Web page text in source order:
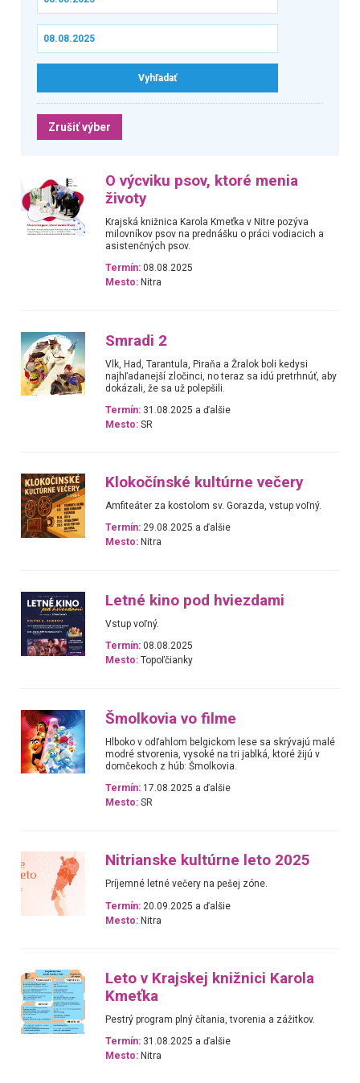
Zrušiť výber
O výcviku psov, ktoré menia
životy
Krajská knižnica Karola Kmeťka v Nitre pozýva
milovníkov psov na prednášku o práci vodiacich a
asistenčných psov.
Termín: 08.08.2025
Mesto: Nitra
Smradi 2
Vlk, Had, Tarantula, Piraňa a Žralok boli kedysi
najhľadanejší zločinci, no teraz sa idú pretrhnúť, aby
dokázali, že sa už polepšili.
Termín: 31.08.2025 a ďalšie
Mesto: SR
Klokočínské kultúrne večery
Amfiteáter za kostolom sv. Gorazda, vstup voľný.
Termín: 29.08.2025 a ďalšie
Mesto: Nitra
Letné kino pod hviezdami
Vstup voľný.
Termín: 08.08.2025
Mesto: Topoľčianky
Šmolkovia vo filme
Hlboko v odľahlom belgickom lese sa skrývajú malé
modré stvorenia, vysoké na tri jablká, ktoré žijú v
domčekoch z húb: Šmolkovia.
Termín: 17.08.2025 a ďalšie
Mesto: SR
Nitrianske kultúrne leto 2025
Príjemné letné večery na pešej zóne.
Termín: 20.09.2025 a ďalšie
Mesto: Nitra
Leto v Krajskej knižnici Karola
Kmeťka
Pestrý program plný čítania, tvorenia a zážitkov.
Termín: 31.08.2025 a ďalšie
Mesto: Nitra